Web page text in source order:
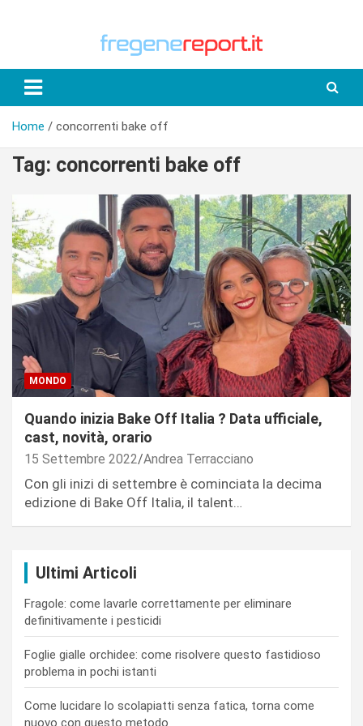
Home concorrenti bake off
Tag: concorrenti bake off
MONDO
Quando inizia Bake Off Italia ? Data ufficiale,
cast, novità, orario
15 Settembre 2022 Andrea Terracciano
Con gli inizi di settembre è cominciata la decima
edizione di Bake Off Italia, il talent…
Ultimi Articoli
Fragole: come lavarle correttamente per eliminare
definitivamente i pesticidi
Foglie gialle orchidee: come risolvere questo fastidioso
problema in pochi istanti
Come lucidare lo scolapiatti senza fatica, torna come